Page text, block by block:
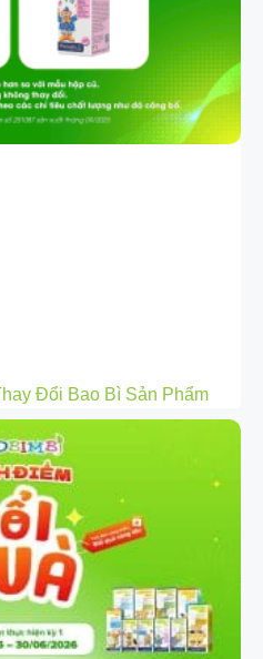
Đổi Bao Bì Sản Phẩm